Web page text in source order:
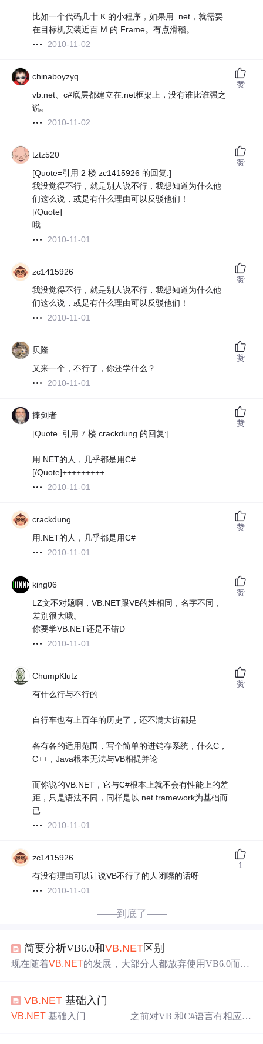
比如一个代码几十 K 的小程序，如果用 .net，就需要
在目标机安装近百 M 的 Frame。有点滑稽。
2010-11-02
chinaboyzyq
vb.net、c#底层都建立在.net框架上，没有谁比谁强之
说。
2010-11-02
赞
tztz520
[Quote=引用 2 楼 zc1415926 的回复:]
我没觉得不行，就是别人说不行，我想知道为什么他
们这么说，或是有什么理由可以反驳他们！
[/Quote]
哦
2010-11-01
赞
zc1415926
我没觉得不行，就是别人说不行，我想知道为什么他
们这么说，或是有什么理由可以反驳他们！
2010-11-01
赞
贝隆
又来一个，不行了，你还学什么？
2010-11-01
赞
捧剑者
[Quote=引用 7 楼 crackdung 的回复:]
用.NET的人，几乎都是用C#
[/Quote]+++++++++
2010-11-01
赞
crackdung
用.NET的人，几乎都是用C#
2010-11-01
赞
king06
LZ文不对题啊，VB.NET跟VB的姓相同，名字不同，
差别很大哦。
你要学VB.NET还是不错D
2010-11-01
赞
ChumpKlutz
有什么行与不行的
自行车也有上百年的历史了，还不满大街都是
各有各的适用范围，写个简单的进销存系统，什么C，
C++，Java根本无法与VB相提并论
而你说的VB.NET，它与C#根本上就不会有性能上的差
距，只是语法不同，同样是以.net framework为基础而
已
2010-11-01
赞
zc1415926
有没有理由可以让说VB不行了的人闭嘴的话呀
2010-11-01
1
——到底了——
简要分析VB6.0和VB.NET区别
现在随着VB.NET的发展，大部分人都放弃使用VB6.0而选
平台应用程序的开发语言，也是微软公司极力推荐的一种
开发.Net平台应用程序的开发语言。首先还是让我们来简
VB.NET 基础入门
VB.NET 基础入门 之前对VB 和C#语言有相应的